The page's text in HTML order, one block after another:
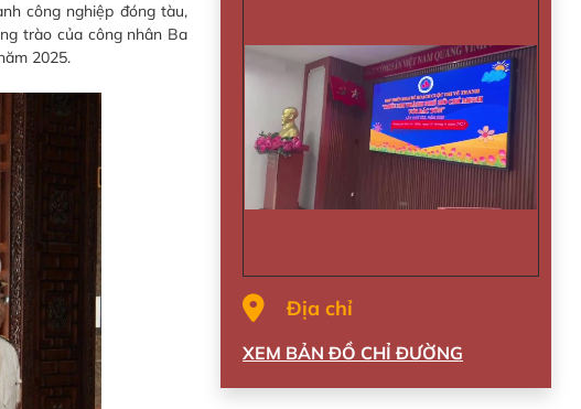
công nghiệp đóng tàu,
trào của công nhân Ba
2025.
Địa chỉ
XEM BẢN ĐỒ CHỈ ĐƯỜNG